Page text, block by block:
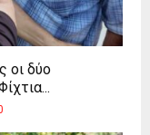
οι δύο